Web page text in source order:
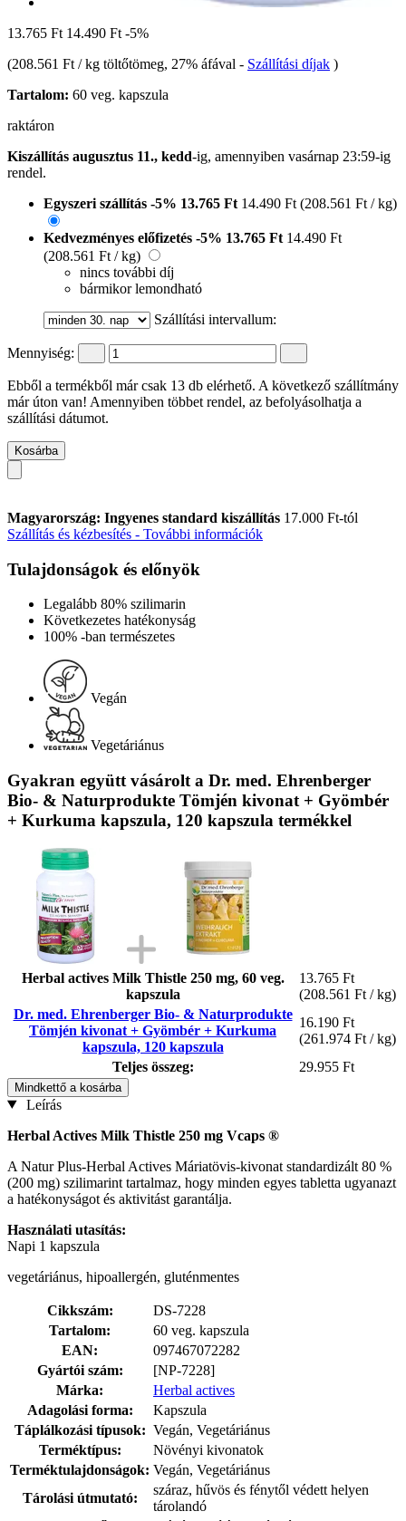
13.765 Ft 14.490 Ft -5%
(208.561 Ft / kg töltőtömeg, 27% áfával - Szállítási díjak )
Tartalom: 60 veg. kapszula
raktáron
Kiszállítás augusztus 11., kedd-ig, amennyiben vasárnap 23:59-ig
rendel.
Egyszeri szállítás -5% 13.765 Ft 14.490 Ft (208.561 Ft / kg)
Kedvezményes előfizetés -5% 13.765 Ft 14.490 Ft
(208.561 Ft / kg)
nincs további díj
bármikor lemondható
Szállítási intervallum:
Mennyiség:
Ebből a termékből már csak 13 db elérhető. A következő szállítmány
már úton van! Amennyiben többet rendel, az befolyásolhatja a
szállítási dátumot.
Kosárba
Magyarország: Ingyenes standard kiszállítás 17.000 Ft-tól
Szállítás és kézbesítés - További információk
Tulajdonságok és előnyök
Legalább 80% szilimarin
Következetes hatékonyság
100% -ban természetes
Vegán
Vegetáriánus
Gyakran együtt vásárolt a Dr. med. Ehrenberger
Bio- & Naturprodukte Tömjén kivonat + Gyömbér
+ Kurkuma kapszula, 120 kapszula termékkel
Herbal actives Milk Thistle 250 mg, 60 veg.
kapszula
13.765 Ft
(208.561 Ft / kg)
Dr. med. Ehrenberger Bio- & Naturprodukte
Tömjén kivonat + Gyömbér + Kurkuma
kapszula, 120 kapszula
16.190 Ft
(261.974 Ft / kg)
Teljes összeg:
29.955 Ft
Mindkettő a kosárba
Leírás
Herbal Actives Milk Thistle 250 mg Vcaps ®
A Natur Plus-Herbal Actives Máriatövis-kivonat standardizált 80 %
(200 mg) szilimarint tartalmaz, hogy minden egyes tabletta ugyanazt
a hatékonyságot és aktivitást garantálja.
Használati utasítás:
Napi 1 kapszula
vegetáriánus, hipoallergén, gluténmentes
Cikkszám:
DS-7228
Tartalom:
60 veg. kapszula
EAN:
097467072282
Gyártói szám:
[NP-7228]
Márka:
Herbal actives
Adagolási forma:
Kapszula
Táplálkozási típusok: Vegán, Vegetáriánus
Terméktípus:
Növényi kivonatok
Terméktulajdonságok: Vegán, Vegetáriánus
Tárolási útmutató:
száraz, hűvös és fénytől védett helyen
tárolandó